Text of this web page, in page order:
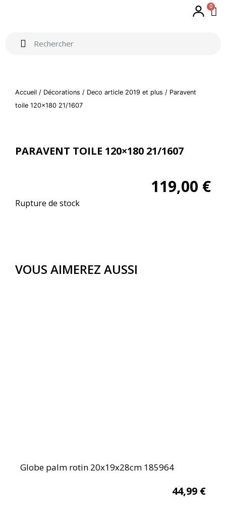
0
Accueil / Décorations / Deco article 2019 et plus / Paravent
toile 120×180 21/1607
PARAVENT TOILE 120×180 21/1607
119,00 €
Rupture de stock
VOUS AIMEREZ AUSSI
Globe palm rotin 20x19x28cm 185964
44,99 €